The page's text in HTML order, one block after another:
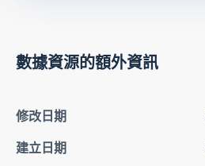
數據資源的額外資訊
修改日期
建立日期